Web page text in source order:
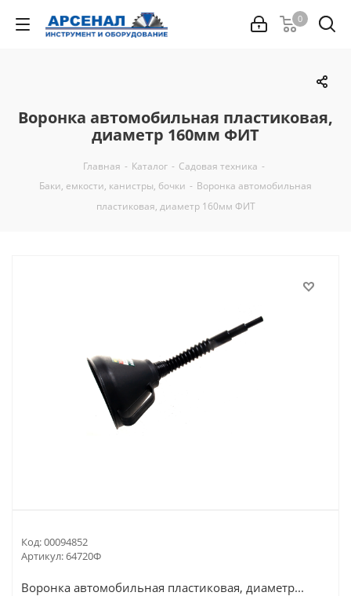
0
Воронка автомобильная пластиковая,
диаметр 160мм ФИТ
Главная - Каталог - Садовая техника -
Баки, емкости, канистры, бочки - Воронка автомобильная
пластиковая, диаметр 160мм ФИТ
Код:00094852
Артикул:64720Ф
Воронка автомобильная пластиковая, диаметр...